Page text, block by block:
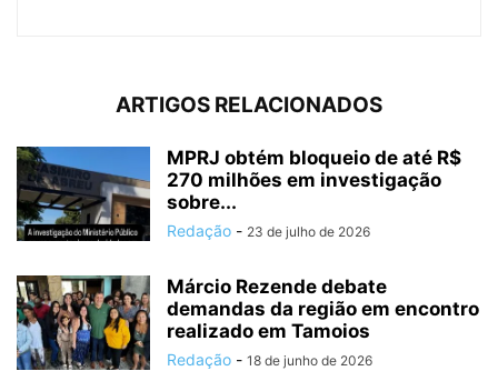
ARTIGOS RELACIONADOS
MPRJ obtém bloqueio de até R$
270 milhões em investigação
sobre...
Redação - 23 de julho de 2026
Márcio Rezende debate
demandas da região em encontro
realizado em Tamoios
Redação - 18 de junho de 2026